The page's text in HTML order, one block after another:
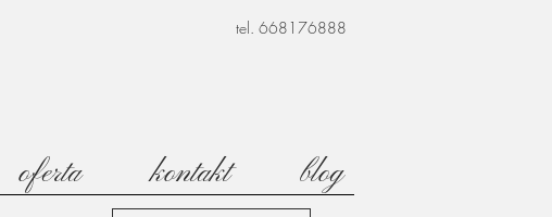
tel. 668176888
oferta kontakt blog